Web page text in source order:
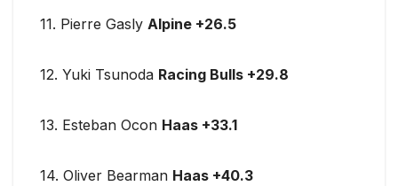
11. Pierre Gasly Alpine +26.5
12. Yuki Tsunoda Racing Bulls +29.8
13. Esteban Ocon Haas +33.1
14. Oliver Bearman Haas +40.3